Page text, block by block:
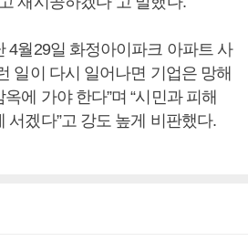
4월29일 화정아이파크 아파트 사
일이 다시 일어나면 기업은 망해
에 가야 한다”며 “시민과 피해
서겠다”고 강도 높게 비판했다.